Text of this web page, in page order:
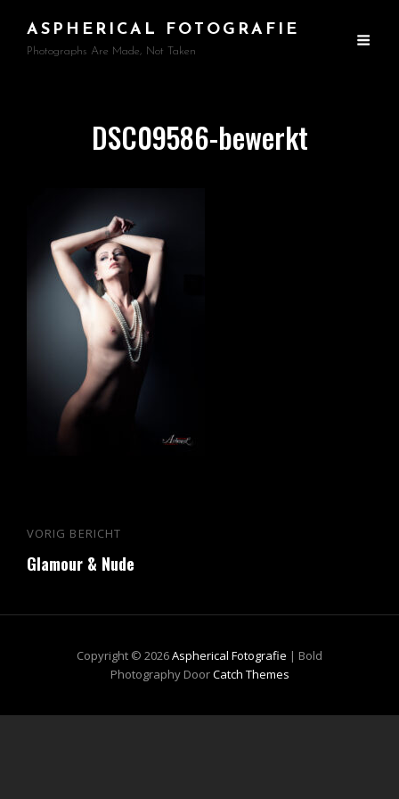
ASPHERICAL FOTOGRAFIE
Photographs Are Made, Not Taken
DSC09586-bewerkt
Bericht
navigatie
Vorig
bericht
VORIG BERICHT
Glamour & Nude
Copyright © 2026Aspherical Fotografie | Bold
Photography DoorCatch Themes